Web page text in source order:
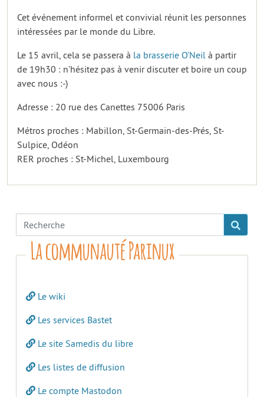
Cet événement informel et convivial réunit les personnes
intéressées par le monde du Libre.
Le 15 avril, cela se passera à la brasserie O’Neil à partir
de 19h30 : n’hésitez pas à venir discuter et boire un coup
avec nous :-)
Adresse : 20 rue des Canettes 75006 Paris
Métros proches : Mabillon, St-Germain-des-Prés, St-
Sulpice, Odéon
RER proches : St-Michel, Luxembourg
La communauté Parinux
Le wiki
Les services Bastet
Le site Samedis du libre
Les listes de diffusion
Le compte Mastodon